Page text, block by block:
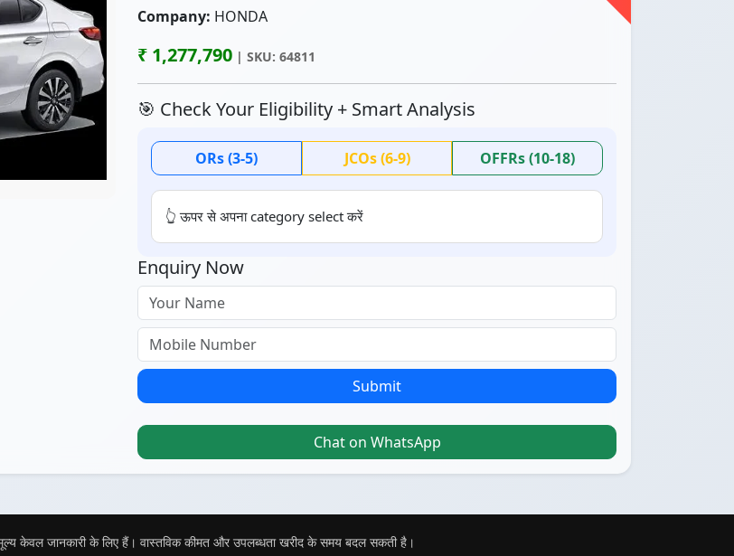
Company: HONDA
₹ 1,277,790 | SKU: 64811
🎯 Check Your Eligibility + Smart Analysis
ORs (3-5) JCOs (6-9) OFFRs (10-18)
👆 ऊपर से अपना category select करें
Enquiry Now
Submit
Chat on WhatsApp
केवल जानकारी के लिए हैं। वास्तविक कीमत और उपलब्धता खरीद के समय बदल सकती है।